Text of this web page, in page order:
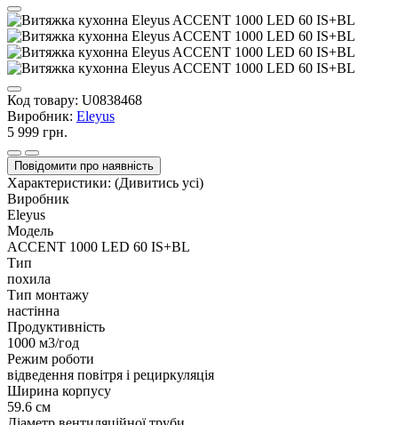
Код товару: U0838468
Виробник: Eleyus
5 999 грн.
Повідомити про наявність
Характеристики: (Дивитись усі)
Виробник
Eleyus
Модель
ACCENT 1000 LED 60 IS+BL
Тип
похила
Тип монтажу
настінна
Продуктивність
1000 м3/год
Режим роботи
відведення повітря і рециркуляція
Ширина корпусу
59.6 см